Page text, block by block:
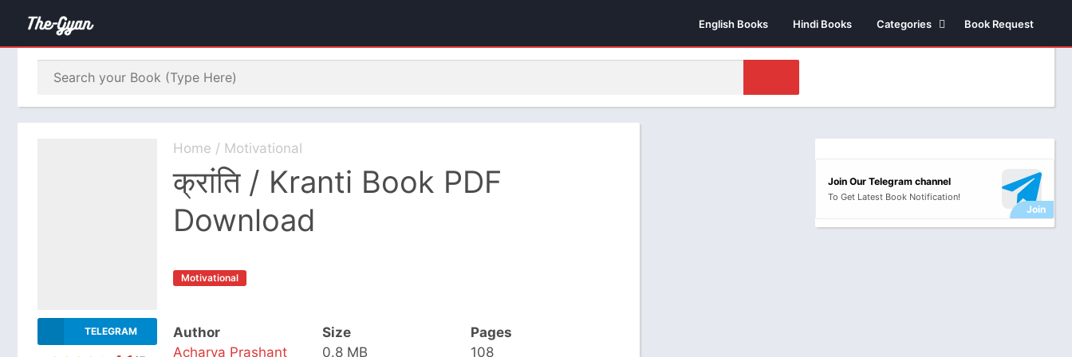
English Books Hindi Books Categories
Biography /
Health
Novels
Novels
Book Request
Home / Motivational
क्रांति / Kranti Book PDF
Download
Motivational
TELEGRAM
Author
Acharya Prashant
Size
0.8 MB
Pages
108
Join Our Telegram channel
To Get Latest Book Notification!